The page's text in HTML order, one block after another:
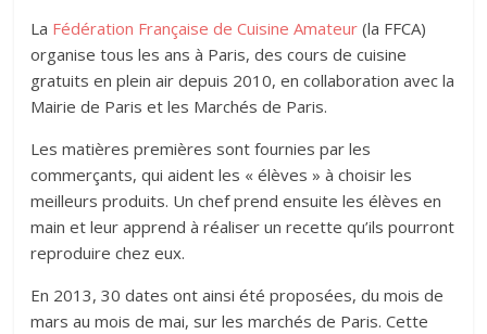
La Fédération Française de Cuisine Amateur (la FFCA)
organise tous les ans à Paris, des cours de cuisine
gratuits en plein air depuis 2010, en collaboration avec la
Mairie de Paris et les Marchés de Paris.
Les matières premières sont fournies par les
commerçants, qui aident les « élèves » à choisir les
meilleurs produits. Un chef prend ensuite les élèves en
main et leur apprend à réaliser un recette qu’ils pourront
reproduire chez eux.
En 2013, 30 dates ont ainsi été proposées, du mois de
mars au mois de mai, sur les marchés de Paris. Cette